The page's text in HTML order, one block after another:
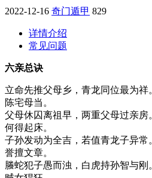
2022-12-16 奇门遁甲 829
详情介绍
常见问题
六亲总诀
立命先推父母乡，青龙同位最为
陈宅母当。
父母休囚离祖早，两重父母过亲
何得起床。
子孙发动为全吉，若值青龙子异
誉擅文章。
螣蛇犯子愚而浊，白虎持孙智与